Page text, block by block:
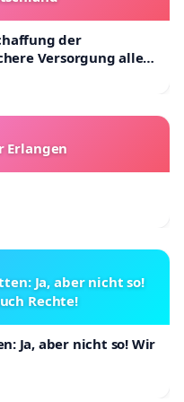
Fähigkeiten,
Zum anderen
und
und gelungene
wechselnden
entwickelt und
sich oftmals
der Klientinnen
Industrie, der
andererseits. Durch die
die Arbeitserzieherin die
fundiert und
der
Versorgung aller
Erlangen
Ja, aber nicht so!
Rechte!
Ja, aber nicht so! Wir